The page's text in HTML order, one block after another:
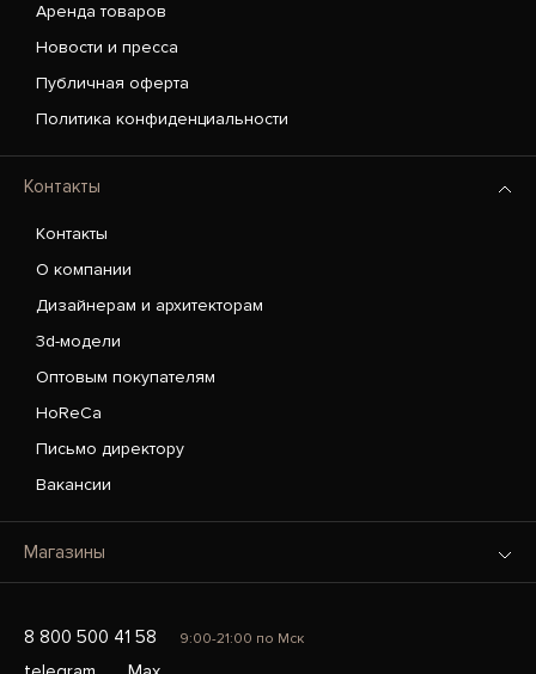
Аренда товаров
Новости и пресса
Публичная оферта
Политика конфиденциальности
Контакты
Контакты
О компании
Дизайнерам и архитекторам
3d-модели
Оптовым покупателям
HoReCa
Письмо директору
Вакансии
Магазины
8 800 500 41 58 9:00-21:00 по Мск